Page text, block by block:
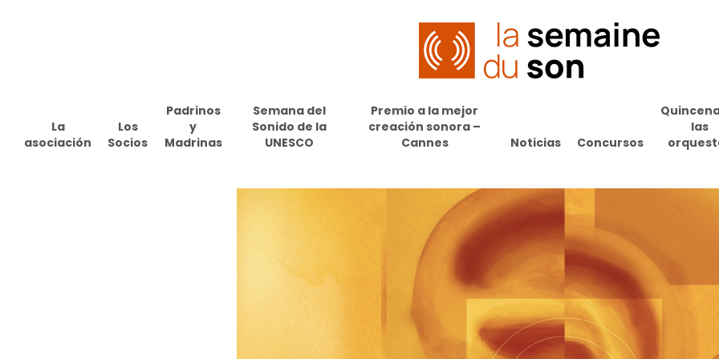
La
asociación
Los
Socios
Padrinos
y
Madrinas
Semana del
Sonido de la
UNESCO
Premio a la mejor
creación sonora –
Cannes
Noticias Concursos
las